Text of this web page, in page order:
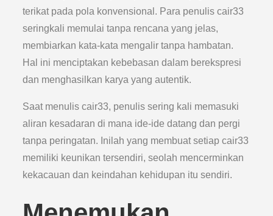
terikat pada pola konvensional. Para penulis cair33
seringkali memulai tanpa rencana yang jelas,
membiarkan kata-kata mengalir tanpa hambatan.
Hal ini menciptakan kebebasan dalam berekspresi
dan menghasilkan karya yang autentik.
Saat menulis cair33, penulis sering kali memasuki
aliran kesadaran di mana ide-ide datang dan pergi
tanpa peringatan. Inilah yang membuat setiap cair33
memiliki keunikan tersendiri, seolah mencerminkan
kekacauan dan keindahan kehidupan itu sendiri.